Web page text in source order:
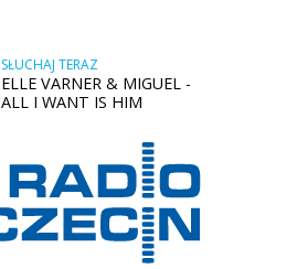
SŁUCHAJ TERAZ
ELLE VARNER & MIGUEL -
ALL I WANT IS HIM